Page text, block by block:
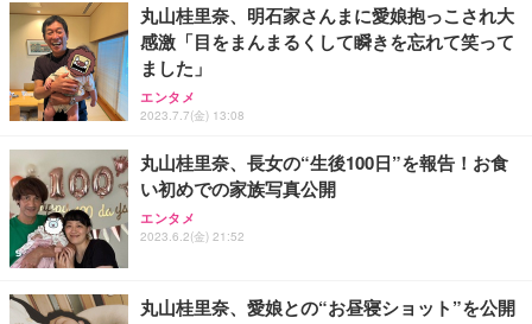
丸山桂里奈、明石家さんまに愛娘抱っこされ大
感激「目をまんまるくして瞬きを忘れて笑って
ました」
エンタメ
2023.7.7(金) 13:08
丸山桂里奈、長女の“生後100日”を報告！お食
い初めでの家族写真公開
エンタメ
2023.6.2(金) 21:52
丸山桂里奈、愛娘との“お昼寝ショット”を公開